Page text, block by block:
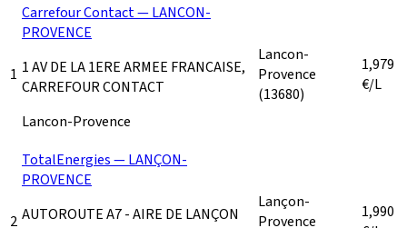
1
Carrefour Contact — LANCON-
PROVENCE
1 AV DE LA 1ERE ARMEE FRANCAISE,
CARREFOUR CONTACT
Lancon-Provence
Lancon-
Provence
(13680)
1,979
€/L
2
TotalEnergies — LANÇON-
PROVENCE
AUTOROUTE A7 - AIRE DE LANÇON
Lançon-
Provence
1,990